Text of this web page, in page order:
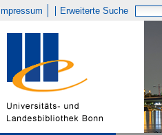
Impressum Erweiterte Suche